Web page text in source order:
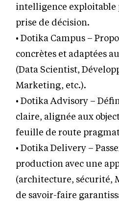
intelligence exploitable
prise de décision.
• Dotika Campus –
concrètes et adaptées
(Data Scientist,
Marketing, etc.).
• Dotika Advisory –
claire, alignée aux
feuille de route
• Dotika Delivery –
production avec une
(architecture, sécurité,
de savoir-faire